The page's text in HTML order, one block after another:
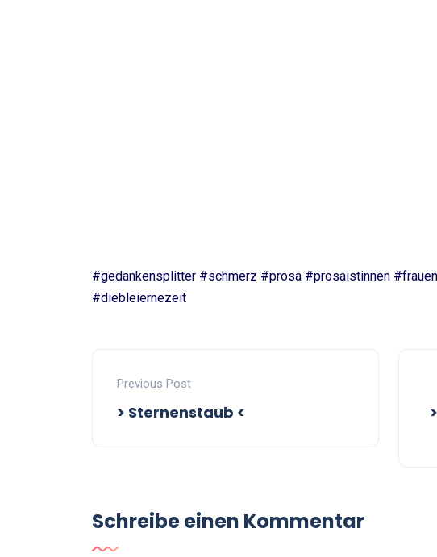
#gedankensplitter #schmerz #prosa #prosaistinnen
#diebleiernezeit
Previous Post
> Sternenstaub <
Schreibe einen Kommentar